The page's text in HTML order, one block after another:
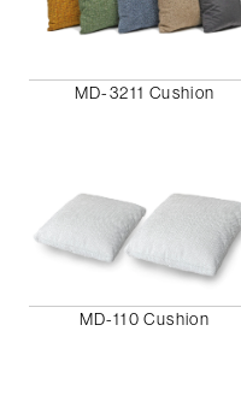
MD-3211 Cushion
MD-110 Cushion